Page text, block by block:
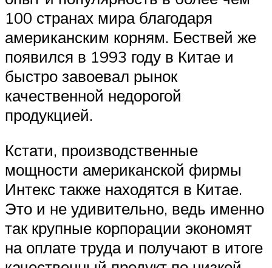
100 странах мира благодаря
американским корням. Бествей же
появился в 1993 году в Китае и
быстро завоевал рынок
качественной недорогой
продукцией.
Кстати, производственные
мощности американской фирмы
Интекс также находятся в Китае.
Это и не удивительно, ведь именно
так крупные корпорации экономят
на оплате труда и получают в итоге